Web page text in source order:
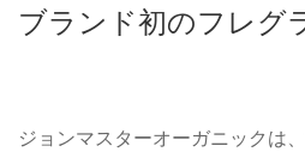
ブランド初のフレグ
ジョンマスターオーガニックは